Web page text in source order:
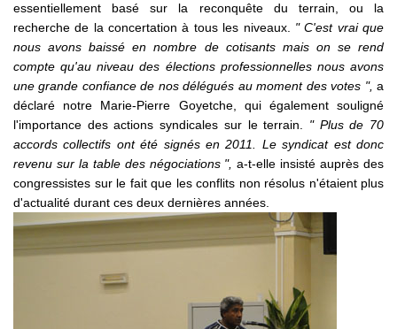
essentiellement basé sur la reconquête du terrain, ou la
recherche de la concertation à tous les niveaux. " C'est vrai que
nous avons baissé en nombre de cotisants mais on se rend
compte qu'au niveau des élections professionnelles nous avons
une grande confiance de nos délégués au moment des votes ", a
déclaré notre Marie-Pierre Goyetche, qui également souligné
l'importance des actions syndicales sur le terrain.
" Plus de 70
accords collectifs ont été signés en 2011. Le syndicat est donc
revenu sur la table des négociations ", a-t-elle insisté auprès des
congressistes sur le fait que les conflits non résolus n'étaient plus
d'actualité durant ces deux dernières années.